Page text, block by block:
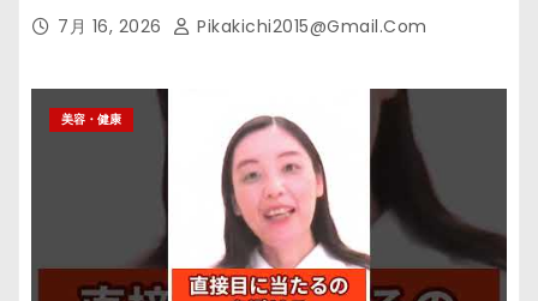
7月 16, 2026 Pikakichi2015@gmail.com
美容・健康